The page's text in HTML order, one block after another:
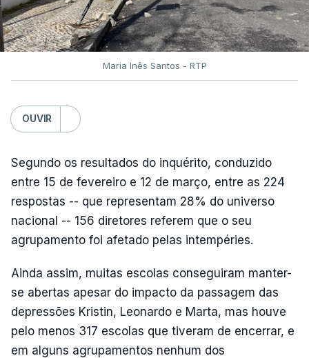
Maria Inês Santos - RTP
OUVIR
Segundo os resultados do inquérito, conduzido
entre 15 de fevereiro e 12 de março, entre as 224
respostas -- que representam 28% do universo
nacional -- 156 diretores referem que o seu
agrupamento foi afetado pelas intempéries.
Ainda assim, muitas escolas conseguiram manter-
se abertas apesar do impacto da passagem das
depressões Kristin, Leonardo e Marta, mas houve
pelo menos 317 escolas que tiveram de encerrar, e
em alguns agrupamentos nenhum dos